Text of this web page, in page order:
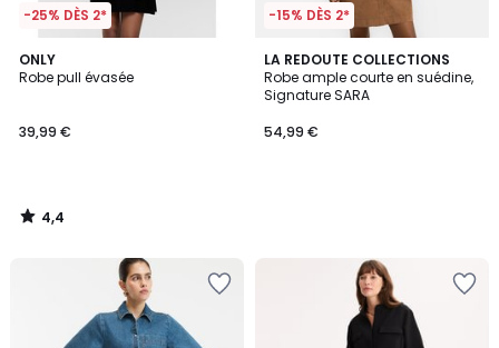
-25% DÈS 2*
ONLY
Robe pull évasée
39,99 €
4,4
/ 5
4,4
/
-15% DÈS 2*
LA REDOUTE COLLECTIONS
Robe ample courte en suédine,
Signature SARA
54,99 €